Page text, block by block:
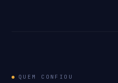
QUEM CONFIOU